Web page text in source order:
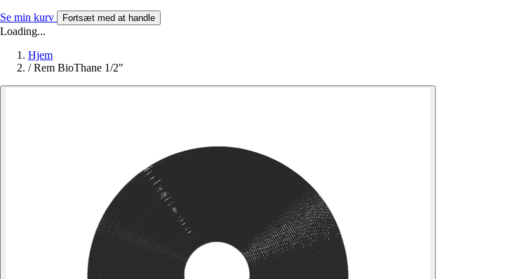
Se min kurv Fortsæt med at handle
Loading...
Hjem
/ Rem BioThane 1/2"